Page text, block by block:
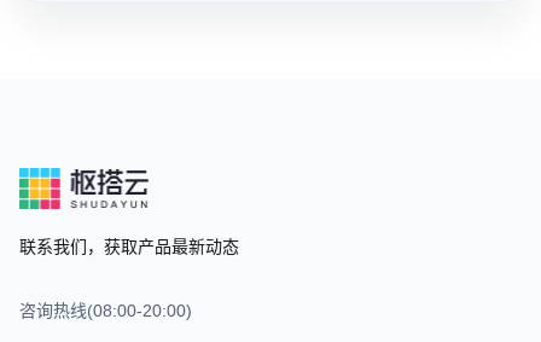
联系我们，获取产品最新动态
咨询热线(08:00-20:00)